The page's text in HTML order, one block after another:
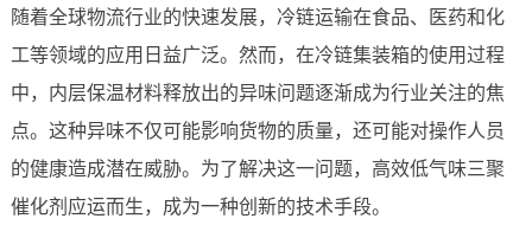
随着全球物流行业的快速发展，冷链运输在食品、医药和化
工等领域的应用日益广泛。然而，在冷链集装箱的使用过程
中，内层保温材料释放出的异味问题逐渐成为行业关注的焦
点。这种异味不仅可能影响货物的质量，还可能对操作人员
的健康造成潜在威胁。为了解决这一问题，高效低气味三聚
催化剂应运而生，成为一种创新的技术手段。